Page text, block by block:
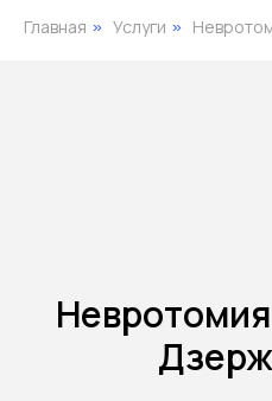
Главная » Услуги »